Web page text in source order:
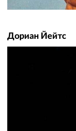
Дориан Йейтс